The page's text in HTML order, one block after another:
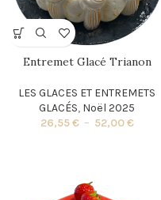
Entremet Glacé Trianon
LES GLACES ET ENTREMETS
GLACÉS, Noël 2025
26,55€ – 52,00€